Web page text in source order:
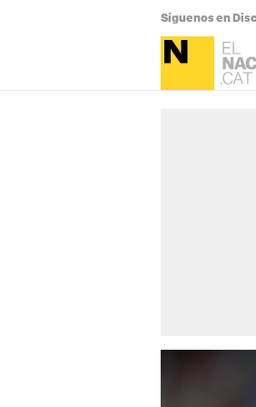
Síguenos en